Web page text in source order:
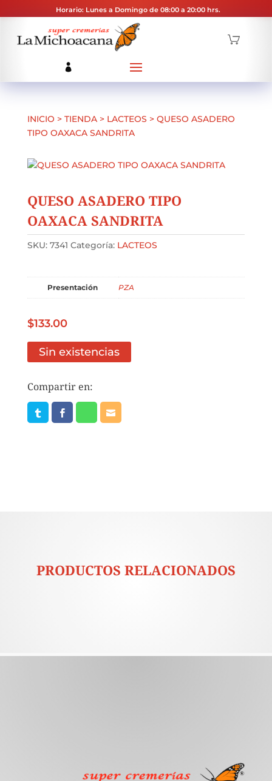
Horario: Lunes a Domingo de 08:00 a 20:00 hrs.
INICIO > TIENDA> LACTEOS > QUESO ASADERO
TIPO OAXACA SANDRITA
QUESO ASADERO TIPO
OAXACA SANDRITA
SKU: 7341 Categoría: LACTEOS
Presentación PZA
$133.00
Sin existencias
Compartir en:
PRODUCTOS RELACIONADOS